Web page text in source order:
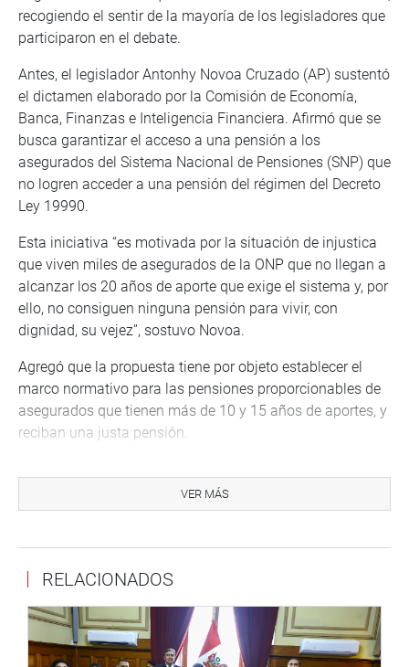
recogiendo el sentir de la mayoría de los legisladores que
participaron en el debate.
Antes, el legislador Antonhy Novoa Cruzado (AP) sustentó
el dictamen elaborado por la Comisión de Economía,
Banca, Finanzas e Inteligencia Financiera. Afirmó que se
busca garantizar el acceso a una pensión a los
asegurados del Sistema Nacional de Pensiones (SNP) que
no logren acceder a una pensión del régimen del Decreto
Ley 19990.
Esta iniciativa “es motivada por la situación de injustica
que viven miles de asegurados de la ONP que no llegan a
alcanzar los 20 años de aporte que exige el sistema y, por
ello, no consiguen ninguna pensión para vivir, con
dignidad, su vejez”, sostuvo Novoa.
Agregó que la propuesta tiene por objeto establecer el
marco normativo para las pensiones proporcionables de
asegurados que tienen más de 10 y 15 años de aportes, y
reciban una justa pensión.
que se les descuente su sueldos y no tengan derecho a
nada”, dijo Novoa Cruzado.
Seguidamente, el presidente de la Comisión de Trabajo y
Seguridad Social, Daniel Oseda (Frepap), precisó que su
sobre este tema, que acumula ocho iniciativas
legislativas, con el fin de establecer un marco normativo
de pensiones proporcionales.
VER MÁS
RELACIONADOS